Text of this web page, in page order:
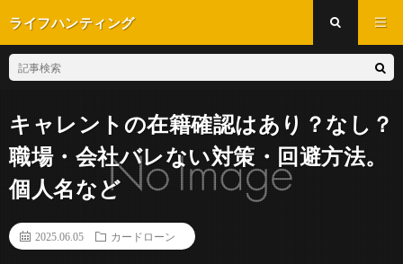
ライフハンティング
キャレントの在籍確認はあり？なし？
職場・会社バレない対策・回避方法。
個人名など
2025.06.05 カードローン